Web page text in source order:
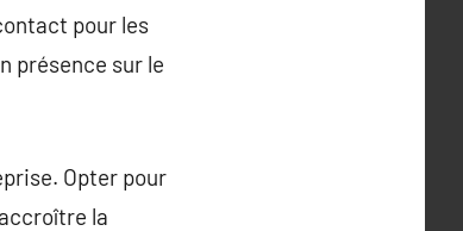
pour les
présence sur le
Opter pour
la